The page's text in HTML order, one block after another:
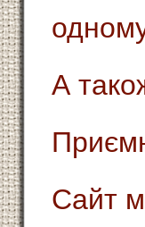
А
Сайт